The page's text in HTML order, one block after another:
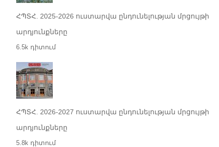
ՀՊՏՀ. 2025-2026 ուստարվա ընդունելության մրցույթի
արդյունքները
6.5k դիտում
ՀՊՏՀ. 2026-2027 ուստարվա ընդունելության մրցույթի
արդյունքները
5.8k դիտում